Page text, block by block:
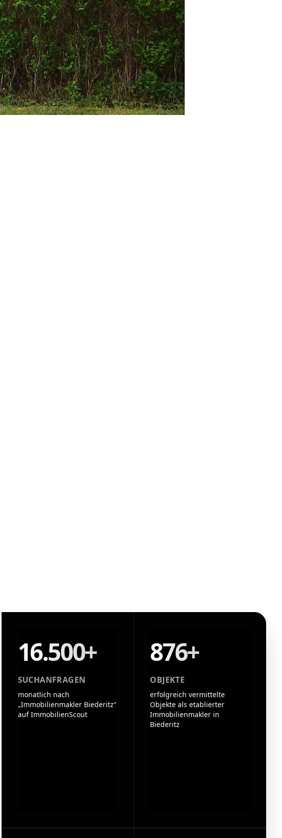
16.500+
SUCHANFRAGEN
monatlich nach
„Immobilienmakler Biederitz“
auf ImmobilienScout
876+
OBJEKTE
erfolgreich vermittelte
Objekte als etablierter
Immobilienmakler in
Biederitz